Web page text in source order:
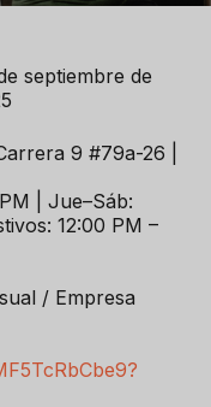
septiembre de
9 #79a-26 |
| Jue–Sáb:
12:00 PM –
/ Empresa